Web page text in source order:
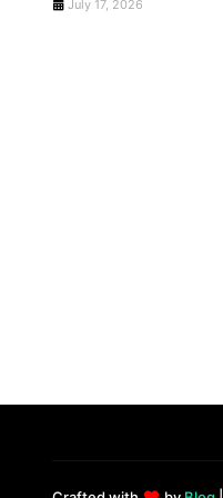
July 17, 2026